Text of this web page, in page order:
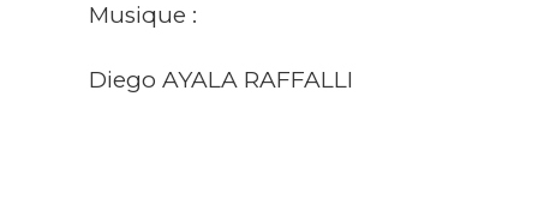
Musique :
Diego AYALA RAFFALLI